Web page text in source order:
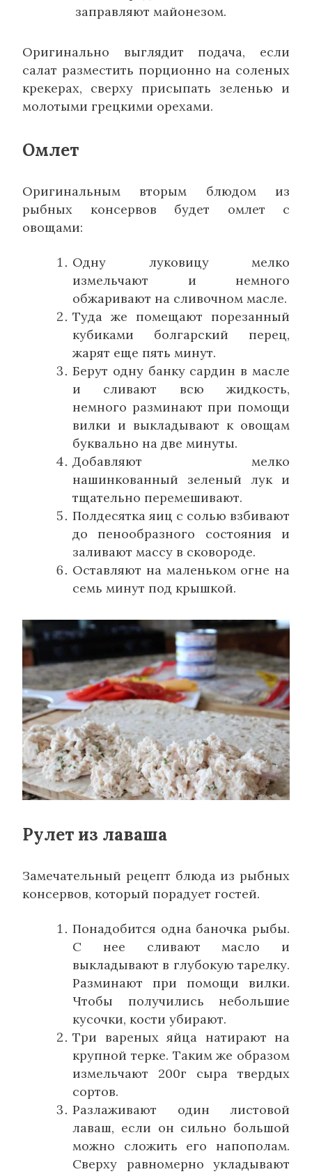
заправляют майонезом.
Оригинально выглядит подача, если
салат разместить порционно на соленых
крекерах, сверху присыпать зеленью и
молотыми грецкими орехами.
Омлет
Оригинальным вторым блюдом из
рыбных консервов будет омлет с
овощами:
Одну луковицу мелко
измельчают и немного
обжаривают на сливочном масле.
Туда же помещают порезанный
кубиками болгарский перец,
жарят еще пять минут.
Берут одну банку сардин в масле
и сливают всю жидкость,
немного разминают при помощи
вилки и выкладывают к овощам
буквально на две минуты.
Добавляют мелко
нашинкованный зеленый лук и
тщательно перемешивают.
Полдесятка яиц с солью взбивают
до пенообразного состояния и
заливают массу в сковороде.
Оставляют на маленьком огне на
семь минут под крышкой.
Рулет из лаваша
Замечательный рецепт блюда из рыбных
консервов, который порадует гостей.
Понадобится одна баночка рыбы.
С нее сливают масло и
выкладывают в глубокую тарелку.
Разминают при помощи вилки.
Чтобы получились небольшие
кусочки, кости убирают.
Три вареных яйца натирают на
крупной терке. Таким же образом
измельчают 200г сыра твердых
сортов.
Разлаживают один листовой
лаваш, если он сильно большой
можно сложить его напополам.
Сверху равномерно укладывают